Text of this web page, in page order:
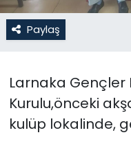
Paylaş
Larnaka Gençler
Kurulu,önceki
kulüp lokalinde,
Moda
Otomobil
Politika